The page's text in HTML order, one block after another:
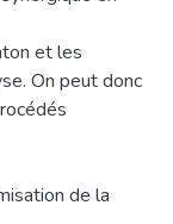
et les
On peut donc
de la